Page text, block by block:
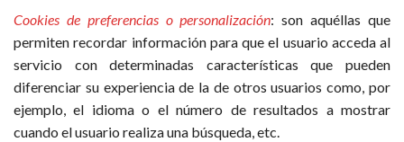
Cookies de preferencias o personalización: son aquéllas que
permiten recordar información para que el usuario acceda al
servicio con determinadas características que pueden
diferenciar su experiencia de la de otros usuarios como, por
ejemplo, el idioma o el número de resultados a mostrar
cuando el usuario realiza una búsqueda, etc.